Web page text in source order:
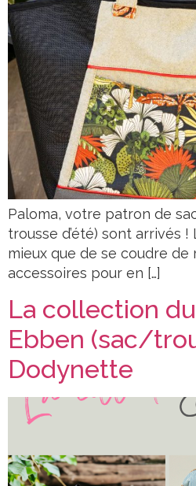
Paloma, votre patron de
trousse d’été) sont arrivés !
mieux que de se coudre de
accessoires pour en […]
La collection
Ebben (sac/
Dodynette